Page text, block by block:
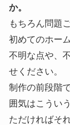
か。
もちろん問題
初めてのホー
不明な点や、
せください。
制作の前段階
囲気はこうい
ただければそ